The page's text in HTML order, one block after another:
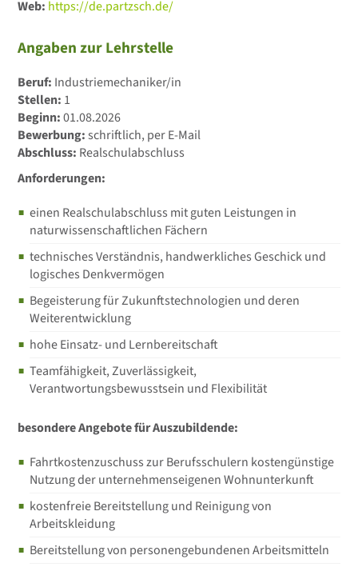
Web: https://de.partzsch.de/
Angaben zur Lehrstelle
Beruf: Industriemechaniker/in
Stellen: 1
Beginn:01.08.2026
Bewerbung:schriftlich, per E-Mail
Abschluss: Realschulabschluss
Anforderungen:
einen Realschulabschluss mit guten Leistungen in
naturwissenschaftlichen Fächern
technisches Verständnis, handwerkliches Geschick und
logisches Denkvermögen
Begeisterung für Zukunftstechnologien und deren
Weiterentwicklung
hohe Einsatz- und Lernbereitschaft
Teamfähigkeit, Zuverlässigkeit,
Verantwortungsbewusstsein und Flexibilität
besondere Angebote für Auszubildende:
Fahrtkostenzuschuss zur Berufsschulern kostengünstige
Nutzung der unternehmenseigenen Wohnunterkunft
kostenfreie Bereitstellung und Reinigung von
Arbeitskleidung
Bereitstellung von personengebundenen Arbeitsmitteln